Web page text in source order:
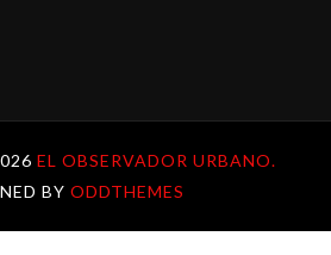
EL OBSERVADOR URBANO.
BY ODDTHEMES